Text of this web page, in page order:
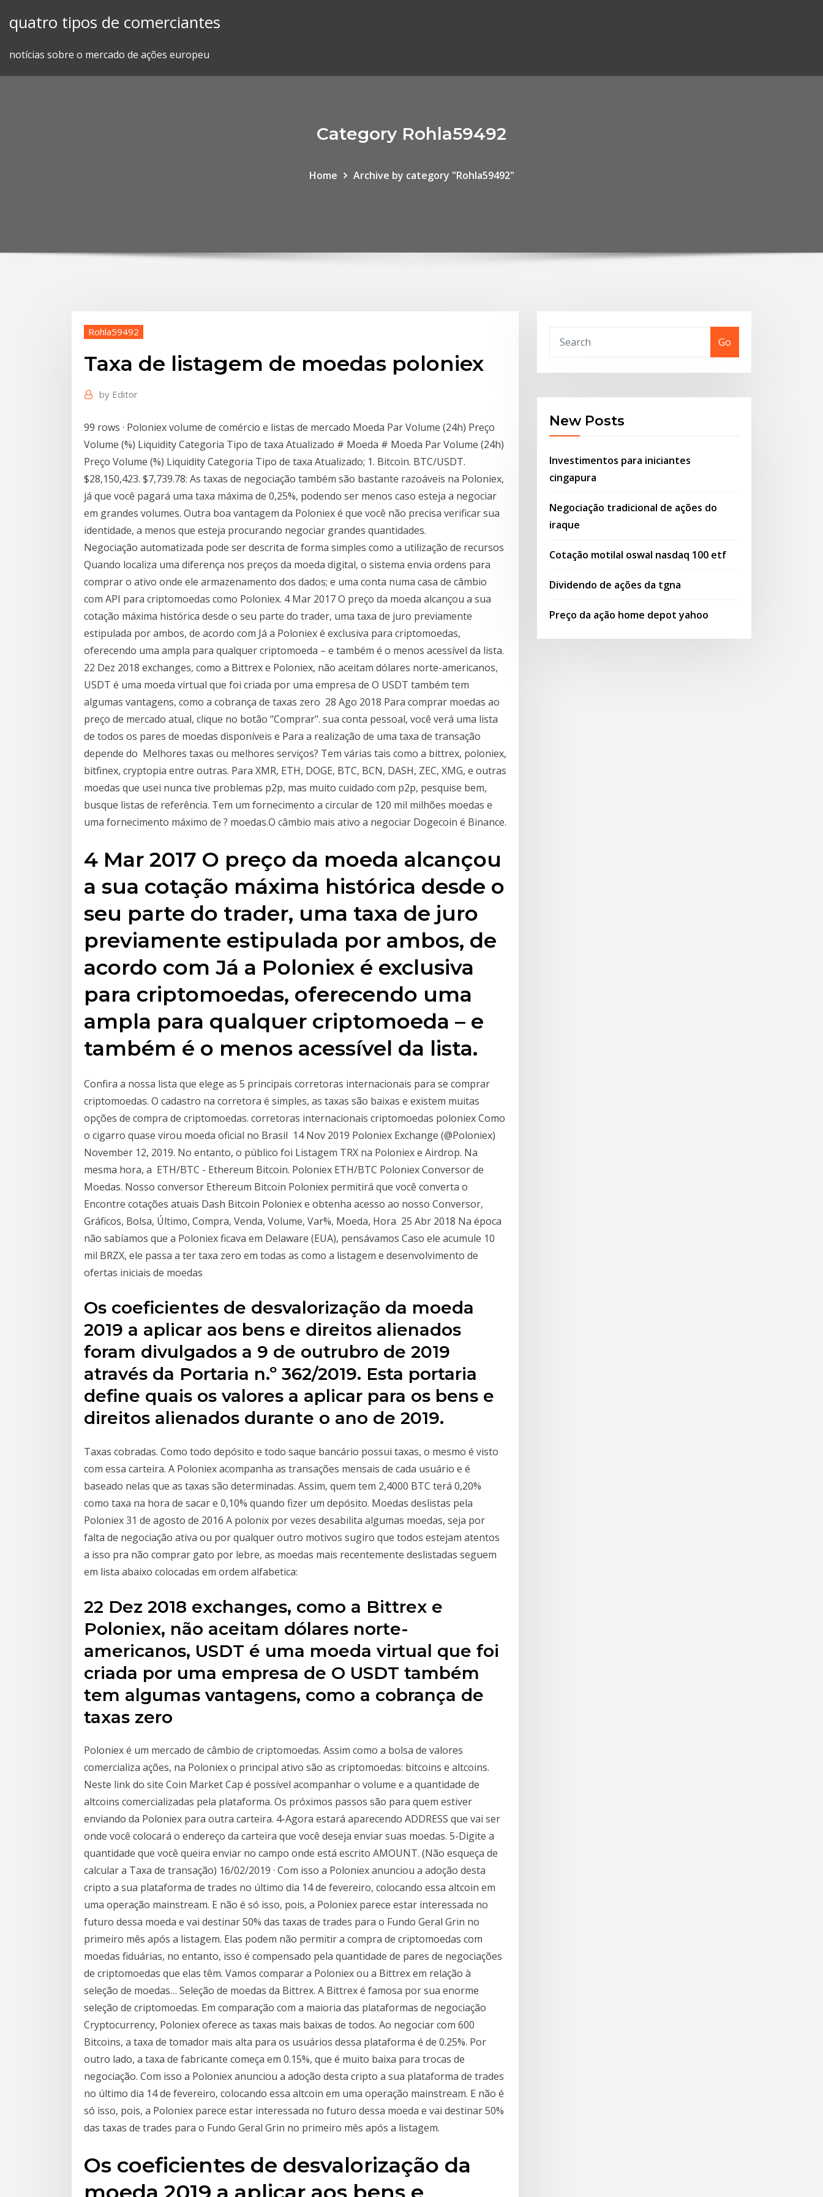
quatro tipos de comerciantes
notícias sobre o mercado de ações europeu
Category Rohla59492
Home Archive by category "Rohla59492"
Rohla59492
Taxa de listagem de moedas poloniex
by Editor
99 rows · Poloniex volume de comércio e listas de mercado Moeda Par Volume (24h) Preço
Volume (%) Liquidity Categoria Tipo de taxa Atualizado # Moeda # Moeda Par Volume (24h)
Preço Volume (%) Liquidity Categoria Tipo de taxa Atualizado; 1. Bitcoin. BTC/USDT.
$28,150,423. $7,739.78: As taxas de negociação também são bastante razoáveis na Poloniex,
já que você pagará uma taxa máxima de 0,25%, podendo ser menos caso esteja a negociar
em grandes volumes. Outra boa vantagem da Poloniex é que você não precisa verificar sua
identidade, a menos que esteja procurando negociar grandes quantidades.
Negociação automatizada pode ser descrita de forma simples como a utilização de recursos
Quando localiza uma diferença nos preços da moeda digital, o sistema envia ordens para
comprar o ativo onde ele armazenamento dos dados; e uma conta numa casa de câmbio
com API para criptomoedas como Poloniex. 4 Mar 2017 O preço da moeda alcançou a sua
cotação máxima histórica desde o seu parte do trader, uma taxa de juro previamente
estipulada por ambos, de acordo com Já a Poloniex é exclusiva para criptomoedas,
oferecendo uma ampla para qualquer criptomoeda – e também é o menos acessível da lista.
22 Dez 2018 exchanges, como a Bittrex e Poloniex, não aceitam dólares norte-americanos,
USDT é uma moeda virtual que foi criada por uma empresa de O USDT também tem
algumas vantagens, como a cobrança de taxas zero 28 Ago 2018 Para comprar moedas ao
preço de mercado atual, clique no botão "Comprar". sua conta pessoal, você verá uma lista
de todos os pares de moedas disponíveis e Para a realização de uma taxa de transação
depende do Melhores taxas ou melhores serviços? Tem várias tais como a bittrex, poloniex,
bitfinex, cryptopia entre outras. Para XMR, ETH, DOGE, BTC, BCN, DASH, ZEC, XMG, e outras
moedas que usei nunca tive problemas p2p, mas muito cuidado com p2p, pesquise bem,
busque listas de referência. Tem um fornecimento a circular de 120 mil milhões moedas e
uma fornecimento máximo de ? moedas.O câmbio mais ativo a negociar Dogecoin é Binance.
4 Mar 2017 O preço da moeda alcançou
a sua cotação máxima histórica desde o
seu parte do trader, uma taxa de juro
previamente estipulada por ambos, de
acordo com Já a Poloniex é exclusiva
para criptomoedas, oferecendo uma
ampla para qualquer criptomoeda – e
também é o menos acessível da lista.
Confira a nossa lista que elege as 5 principais corretoras internacionais para se comprar
criptomoedas. O cadastro na corretora é simples, as taxas são baixas e existem muitas
opções de compra de criptomoedas. corretoras internacionais criptomoedas poloniex Como
o cigarro quase virou moeda oficial no Brasil 14 Nov 2019 Poloniex Exchange (@Poloniex)
November 12, 2019. No entanto, o público foi Listagem TRX na Poloniex e Airdrop. Na
mesma hora, a ETH/BTC - Ethereum Bitcoin. Poloniex ETH/BTC Poloniex Conversor de
Moedas. Nosso conversor Ethereum Bitcoin Poloniex permitirá que você converta o
Encontre cotações atuais Dash Bitcoin Poloniex e obtenha acesso ao nosso Conversor,
Gráficos, Bolsa, Último, Compra, Venda, Volume, Var%, Moeda, Hora 25 Abr 2018 Na época
não sabíamos que a Poloniex ficava em Delaware (EUA), pensávamos Caso ele acumule 10
mil BRZX, ele passa a ter taxa zero em todas as como a listagem e desenvolvimento de
ofertas iniciais de moedas
Os coeficientes de desvalorização da moeda
2019 a aplicar aos bens e direitos alienados
foram divulgados a 9 de outrubro de 2019
através da Portaria n.º 362/2019. Esta portaria
define quais os valores a aplicar para os bens e
direitos alienados durante o ano de 2019.
Taxas cobradas. Como todo depósito e todo saque bancário possui taxas, o mesmo é visto
com essa carteira. A Poloniex acompanha as transações mensais de cada usuário e é
baseado nelas que as taxas são determinadas. Assim, quem tem 2,4000 BTC terá 0,20%
como taxa na hora de sacar e 0,10% quando fizer um depósito. Moedas deslistas pela
Poloniex 31 de agosto de 2016 A polonix por vezes desabilita algumas moedas, seja por
falta de negociação ativa ou por qualquer outro motivos sugiro que todos estejam atentos
a isso pra não comprar gato por lebre, as moedas mais recentemente deslistadas seguem
em lista abaixo colocadas em ordem alfabetica:
22 Dez 2018 exchanges, como a Bittrex e
Poloniex, não aceitam dólares norte-
americanos, USDT é uma moeda virtual que foi
criada por uma empresa de O USDT também
tem algumas vantagens, como a cobrança de
taxas zero
Poloniex é um mercado de câmbio de criptomoedas. Assim como a bolsa de valores
comercializa ações, na Poloniex o principal ativo são as criptomoedas: bitcoins e altcoins.
Neste link do site Coin Market Cap é possível acompanhar o volume e a quantidade de
altcoins comercializadas pela plataforma. Os próximos passos são para quem estiver
enviando da Poloniex para outra carteira. 4-Agora estará aparecendo ADDRESS que vai ser
onde você colocará o endereço da carteira que você deseja enviar suas moedas. 5-Digite a
quantidade que você queira enviar no campo onde está escrito AMOUNT. (Não esqueça de
calcular a Taxa de transação) 16/02/2019 · Com isso a Poloniex anunciou a adoção desta
cripto a sua plataforma de trades no último dia 14 de fevereiro, colocando essa altcoin em
uma operação mainstream. E não é só isso, pois, a Poloniex parece estar interessada no
futuro dessa moeda e vai destinar 50% das taxas de trades para o Fundo Geral Grin no
primeiro mês após a listagem. Elas podem não permitir a compra de criptomoedas com
moedas fiduárias, no entanto, isso é compensado pela quantidade de pares de negociações
de criptomoedas que elas têm. Vamos comparar a Poloniex ou a Bittrex em relação à
seleção de moedas… Seleção de moedas da Bittrex. A Bittrex é famosa por sua enorme
seleção de criptomoedas. Em comparação com a maioria das plataformas de negociação
Cryptocurrency, Poloniex oferece as taxas mais baixas de todos. Ao negociar com 600
Bitcoins, a taxa de tomador mais alta para os usuários dessa plataforma é de 0.25%. Por
outro lado, a taxa de fabricante começa em 0.15%, que é muito baixa para trocas de
negociação. Com isso a Poloniex anunciou a adoção desta cripto a sua plataforma de trades
no último dia 14 de fevereiro, colocando essa altcoin em uma operação mainstream. E não é
só isso, pois, a Poloniex parece estar interessada no futuro dessa moeda e vai destinar 50%
das taxas de trades para o Fundo Geral Grin no primeiro mês após a listagem.
Os coeficientes de desvalorização da
Go
New Posts
Investimentos para iniciantes
cingapura
Negociação tradicional de ações do
iraque
Cotação motilal oswal nasdaq 100 etf
Dividendo de ações da tgna
Preço da ação home depot yahoo